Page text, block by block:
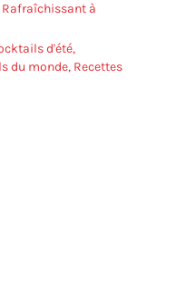
à
d'été,
du monde, Recettes